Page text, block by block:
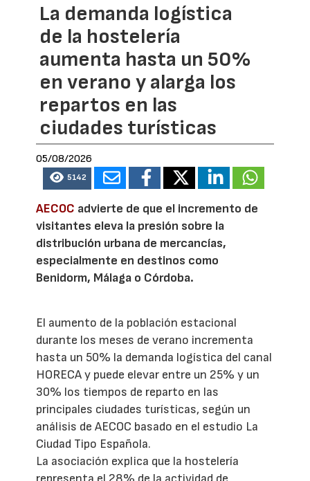
La demanda logística
de la hostelería
aumenta hasta un 50%
en verano y alarga los
repartos en las
ciudades turísticas
05/08/2026
5142
AECOC advierte de que el incremento de
visitantes eleva la presión sobre la
distribución urbana de mercancías,
especialmente en destinos como
Benidorm, Málaga o Córdoba.
El aumento de la población estacional
durante los meses de verano incrementa
hasta un 50% la demanda logística del canal
HORECA y puede elevar entre un 25% y un
30% los tiempos de reparto en las
principales ciudades turísticas, según un
análisis de AECOC basado en el estudio La
Ciudad Tipo Española.
La asociación explica que la hostelería